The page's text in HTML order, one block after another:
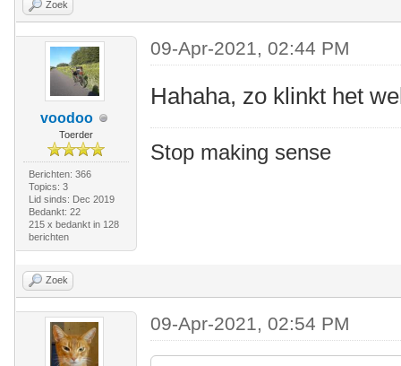
Zoek
voodoo
Toerder
Berichten: 366
Topics: 3
Lid sinds: Dec 2019
Bedankt: 22
215 x bedankt in 128
berichten
09-Apr-2021, 02:44 PM
Hahaha, zo klinkt het
Stop making sense
Zoek
09-Apr-2021, 02:54 PM